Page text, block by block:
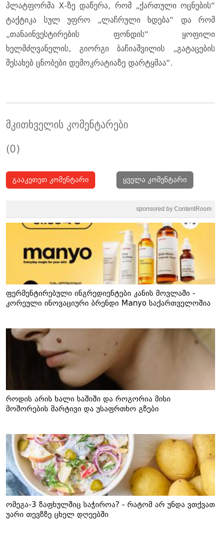
პლატფორმა X-ზე დაწერა, რომ „ქართული ოცნების“
ტაქტიკა სულ უფრო „ლაჩრული ხდება“ და რომ
„თანაინვესტირების ფონდის“ ყოფილი
ხელმძღვანელის, გიორგი ბაჩიაშვილის „გატაცების
შესახებ ცნობები დემოკრატიაზე დარტყმაა“.
მკითხველის კომენტარები
(0)
გააკეთეთ კომენტარი ყველა კომენტარი
sponsored by ContentRoom
ფერმენტირებული ინგრედიენტები კანის მოვლაში -
კორეული ინოვაციური ბრენდი Manyo საქართველოშია
როდის არის ხალი საშიში და როგორია მისი
მოშორების მარტივი და უსაფრთხო გზები
ომეგა-3 ზაფხულშიც საჭიროა? - რატომ არ უნდა ვთქვათ
უარი თევზზე ცხელ დღეებში